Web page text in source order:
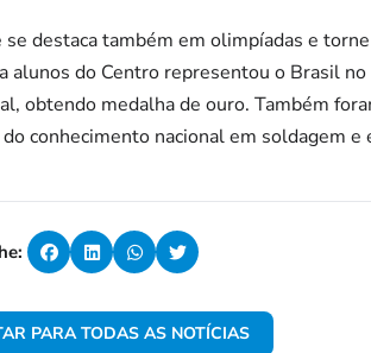
se destaca também em olimpíadas e
alunos do Centro representou o Brasil
obtendo medalha de ouro. Também
conhecimento nacional em soldagem
PARA TODAS AS NOTÍCIAS